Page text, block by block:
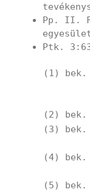
Pp. II.
Ptk.
(1) bek.
(2) bek.
(3) bek.
(4) bek.
(5) bek.